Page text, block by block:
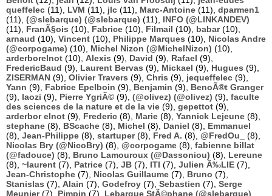
queffelec (11), LVM (11), jlc (11), Marc-Antoine (11), dparmen1
(11), (@slebarque) (@slebarque) (11), INFO (@LINKANDEV)
(11), FranÃ§ois (10), Fabrice (10), Filmail (10), babar(10),
arnaud (10), Vincent (10), Philippe Marques (10), Nicolas Andre
(@corpogame) (10), Michel Nizon (@MichelNizon) (10),
arderborelnot (10), Alexis (9), David (9), Rafael (9),
FredericBaud (9), Laurent Bervas (9), Mickael (9), Hugues (9),
ZISERMAN (9), Olivier Travers (9), Chris (9), jequeffelec (9),
Yann (9), Fabrice Epelboin (9), Benjamin (9), BenoÃ®t Granger
(9), laozi (9), Pierre YgriÃ© (9), (@olivez) (@olivez) (9), faculte
des sciences de la nature et de la vie (9), gepettot (9),
arderbor elnot (9), Frederic (8), Marie (8), Yannick Lejeune (8),
stephane (8), BScache (8), Michel (8), Daniel (8), Emmanuel
(8), Jean-Philippe (8), startuper(8), Fred A. (8), @FredOu_
(8),
Nicolas Bry (@NicoBry) (8), @corpogame (8), fabienne billat
(@fadouce) (8), Bruno Lamouroux (@Dassoniou) (8), Lereune
(8), ~laurent (7), Patrice (7), JB (7), ITI (7), Julien Ã‰LIE (7),
Jean-Christophe (7), Nicolas Guillaume (7), Bruno (7),
Stanislas (7), Alain (7), Godefroy (7), Sebastien (7), Serge
Meunier(7), Pimpin (7), Lebarque StÃ©phane (@slebarque)